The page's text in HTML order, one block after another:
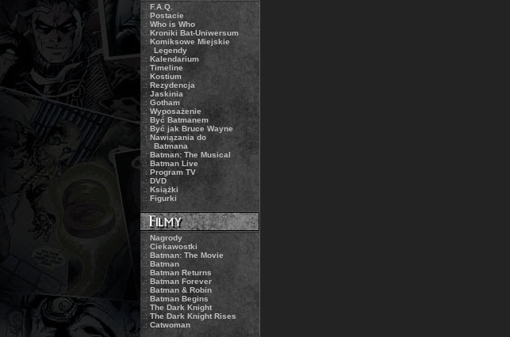
.: F.A.Q.
.: Postacie
.: Who is Who
.:Kroniki Bat-Uniwersum
.: Komiksowe Miejskie
Legendy
.: Kalendarium
.: Timeline
.: Kostium
.: Rezydencja
.: Jaskinia
.: Gotham
.:Wyposażenie
.: Być Batmanem
.: Być jak Bruce Wayne
.: Nawiązania do
Batmana
.:Batman: The Musical
.: Batman Live
.: Program TV
.: DVD
.:Książki
.: Figurki
.: Nagrody
.: Ciekawostki
.: Batman: The Movie
.:Batman
.: Batman Returns
.: Batman Forever
.: Batman & Robin
.: Batman Begins
.: The Dark Knight
.: The Dark Knight Rises
.: Catwoman